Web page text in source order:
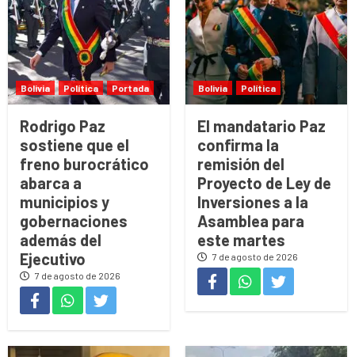
Bolivia Política Portada
Rodrigo Paz
sostiene que el
freno burocrático
abarca a
municipios y
gobernaciones
además del
Ejecutivo
7 de agosto de 2026
Bolivia Política
El mandatario Paz
confirma la
remisión del
Proyecto de Ley de
Inversiones a la
Asamblea para
este martes
7 de agosto de 2026